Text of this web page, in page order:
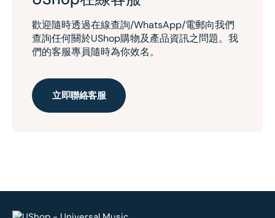
歡迎隨時透過在線查詢/WhatsApp/電郵向我們
查詢任何關於UShop購物及產品資訊之問題。我
們的客服專員隨時為你效名。
立即聯絡客服